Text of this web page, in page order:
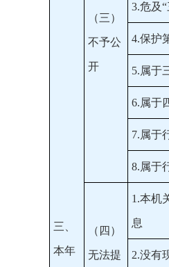
三、
本年
（三）
不予公
开
3.危及
4.保护
5.属于
6.属于
7.属于
8.属于
（四）
无法提
1.本机
息
2.没有